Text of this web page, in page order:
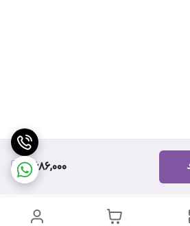
7,686,000